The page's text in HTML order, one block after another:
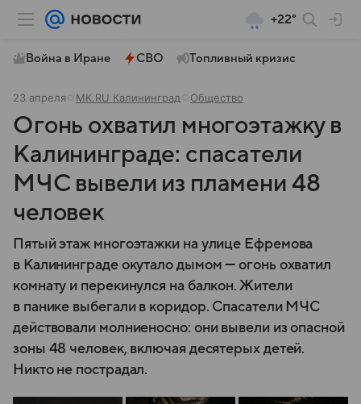
+22°
Война в Иране СВО Топливный кризис
23 апреля МК.RU Калининград Общество
Огонь охватил многоэтажку в
Калининграде: спасатели
МЧС вывели из пламени 48
человек
Пятый этаж многоэтажки на улице Ефремова
в Калининграде окутало дымом — огонь охватил
комнату и перекинулся на балкон. Жители
в панике выбегали в коридор. Спасатели МЧС
действовали молниеносно: они вывели из опасной
зоны 48 человек, включая десятерых детей.
Никто не пострадал.